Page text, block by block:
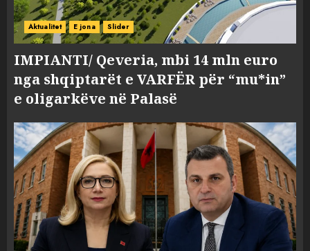
Aktualitet E jona Slider
IMPIANTI/ Qeveria, mbi 14 mln euro
nga shqiptarët e VARFËR për “mu*in”
e oligarkëve në Palasë